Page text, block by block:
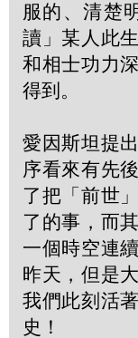
服的、清楚
讀」某人此
和相士功力
得到。
愛因斯坦提
序看來有先
了把「前世
了的事，而
一個時空連
昨天，但是
我們此刻活
史！